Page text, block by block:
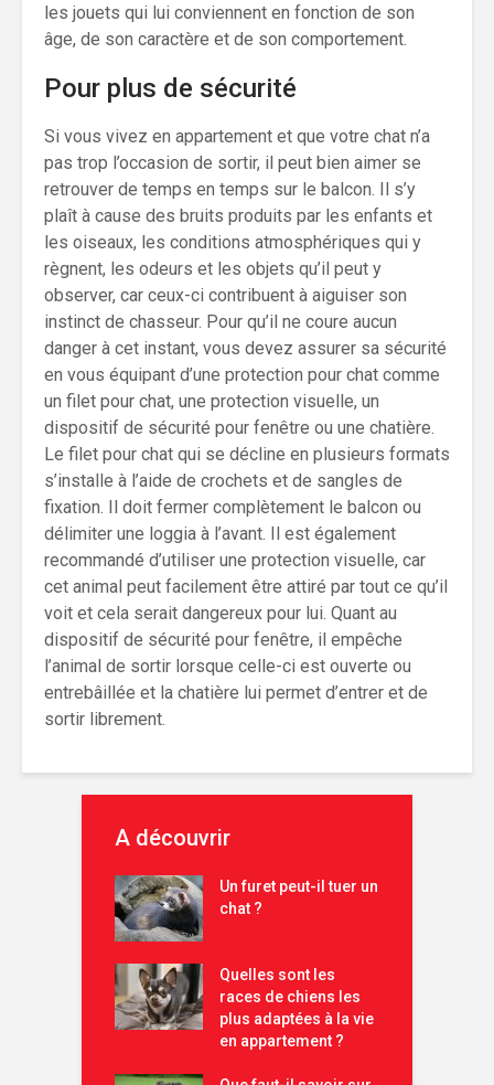
les jouets qui lui conviennent en fonction de son
âge, de son caractère et de son comportement.
Pour plus de sécurité
Si vous vivez en appartement et que votre chat n’a
pas trop l’occasion de sortir, il peut bien aimer se
retrouver de temps en temps sur le balcon. Il s’y
plaît à cause des bruits produits par les enfants et
les oiseaux, les conditions atmosphériques qui y
règnent, les odeurs et les objets qu’il peut y
observer, car ceux-ci contribuent à aiguiser son
instinct de chasseur. Pour qu’il ne coure aucun
danger à cet instant, vous devez assurer sa sécurité
en vous équipant d’une protection pour chat comme
un filet pour chat, une protection visuelle, un
dispositif de sécurité pour fenêtre ou une chatière.
Le filet pour chat qui se décline en plusieurs formats
s’installe à l’aide de crochets et de sangles de
fixation. Il doit fermer complètement le balcon ou
délimiter une loggia à l’avant. Il est également
recommandé d’utiliser une protection visuelle, car
cet animal peut facilement être attiré par tout ce qu’il
voit et cela serait dangereux pour lui. Quant au
dispositif de sécurité pour fenêtre, il empêche
l’animal de sortir lorsque celle-ci est ouverte ou
entrebâillée et la chatière lui permet d’entrer et de
sortir librement.
A découvrir
Un furet peut-il tuer un
chat ?
Quelles sont les
races de chiens les
plus adaptées à la vie
en appartement ?